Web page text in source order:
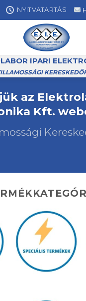
NYITVATARTÁS
IPARI
az
Kft.